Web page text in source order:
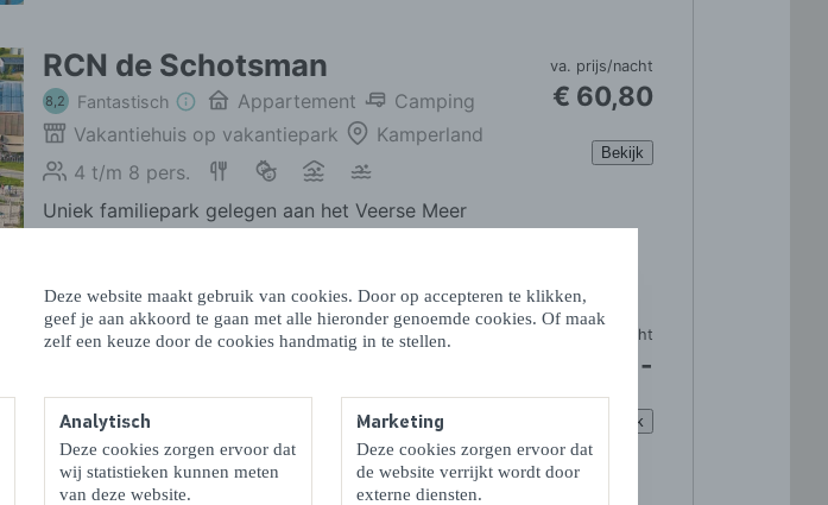
Deze website maakt gebruik van cookies. Door op accepteren te klikken,
geef je aan akkoord te gaan met alle hieronder genoemde cookies. Of maak
zelf een keuze door de cookies handmatig in te stellen.
Analytisch
Deze cookies zorgen ervoor dat
wij statistieken kunnen meten
van deze website.
Marketing
Deze cookies zorgen ervoor dat
de website verrijkt wordt door
externe diensten.